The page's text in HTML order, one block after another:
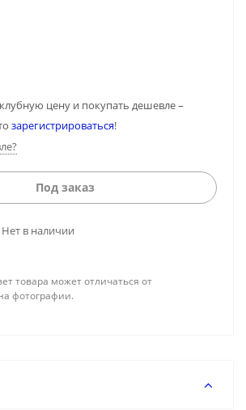
цену и покупать дешевле –
зарегистрироваться!
Под заказ
Нет в наличии
товара может отличаться от
фотографии.